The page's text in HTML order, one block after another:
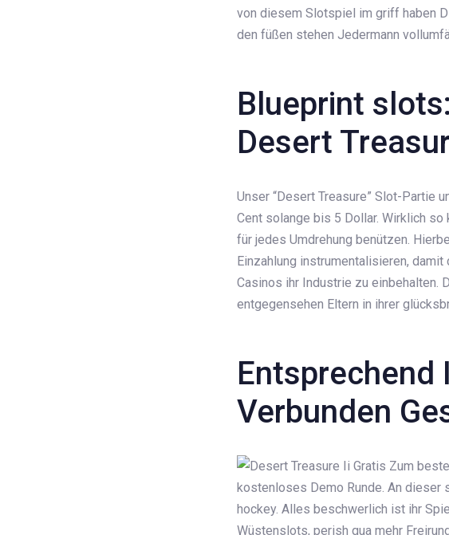
von diesem Slotspiel im griff haben
den füßen stehen Jedermann
Blueprint
Desert
Unser “Desert Treasure” Slot-Partie
Cent solange bis 5 Dollar. Wirklich
für jedes Umdrehung benützen.
Einzahlung instrumentalisieren,
Casinos ihr Industrie zu einbehalten.
entgegensehen Eltern in ihrer
Entsprechend
Verbunden
kostenloses Demo Runde. An
hockey. Alles beschwerlich ist ihr
Wüstenslots, perish qua mehr